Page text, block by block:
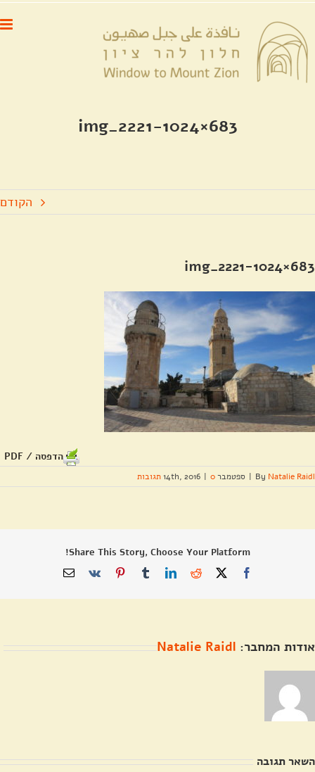
דלג
לתוכן
img_2221-1024×683
הקודם
img_2221-1024×683
הדפסה / PDF
By Natalie Raidl
| ספטמבר 14th, 2016 | 0 תגובות
Share This Story, Choose Your Platform!
Facebook
X
Reddit
LinkedIn
Tumblr
Pinterest
Vk
כתובת
אודות המחבר: Natalie Raidl
השאר תגובה